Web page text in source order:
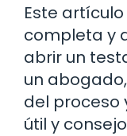
Este
completa y
abrir un
un
del proceso
útil y